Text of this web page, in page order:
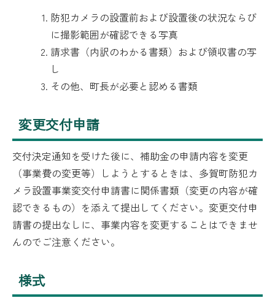
防犯カメラの設置前および設置後の状況ならび
に撮影範囲が確認できる写真
請求書（内訳のわかる書類）および領収書の写
し
その他、町長が必要と認める書類
変更交付申請
交付決定通知を受けた後に、補助金の申請内容を変更
（事業費の変更等）しようとするときは、多賀町防犯カ
メラ設置事業変交付申請書に関係書類（変更の内容が確
認できるもの）を添えて提出してください。変更交付申
請書の提出なしに、事業内容を変更することはできませ
んのでご注意ください。
様式